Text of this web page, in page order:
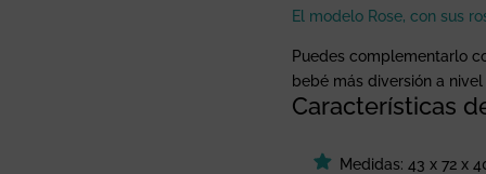
El modelo Rose, con sus
Puedes complementarlo
bebé más diversión a
Características
Medidas: 43 x 72 x